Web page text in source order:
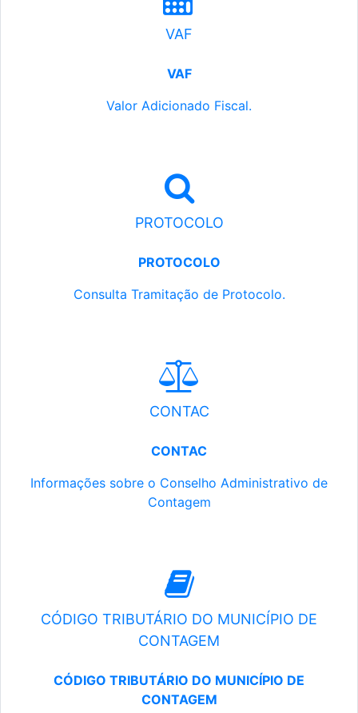
VAF
VAF
Valor Adicionado Fiscal.
PROTOCOLO
PROTOCOLO
Consulta Tramitação de Protocolo.
CONTAC
CONTAC
Informações sobre o Conselho Administrativo de
Contagem
CÓDIGO TRIBUTÁRIO DO MUNICÍPIO DE
CONTAGEM
CÓDIGO TRIBUTÁRIO DO MUNICÍPIO DE
CONTAGEM